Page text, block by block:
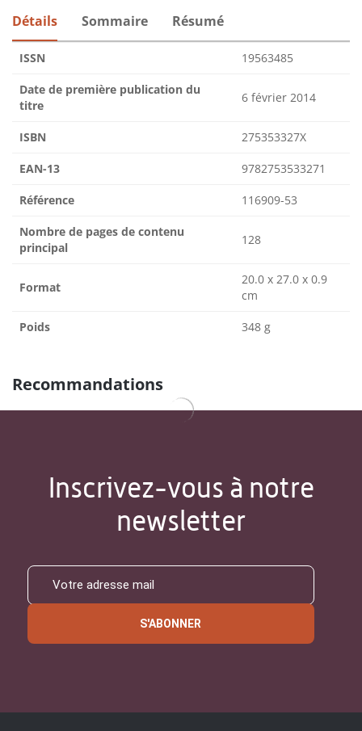
Détails Sommaire Résumé
ISSN 19563485
Date de première publication du
titre
6 février 2014
ISBN 275353327X
EAN-13 9782753533271
Référence 116909-53
Nombre de pages de contenu
principal
128
Format
20.0 x 27.0 x 0.9
cm
Poids 348 g
Recommandations
Inscrivez-vous à notre
newsletter
S'ABONNER